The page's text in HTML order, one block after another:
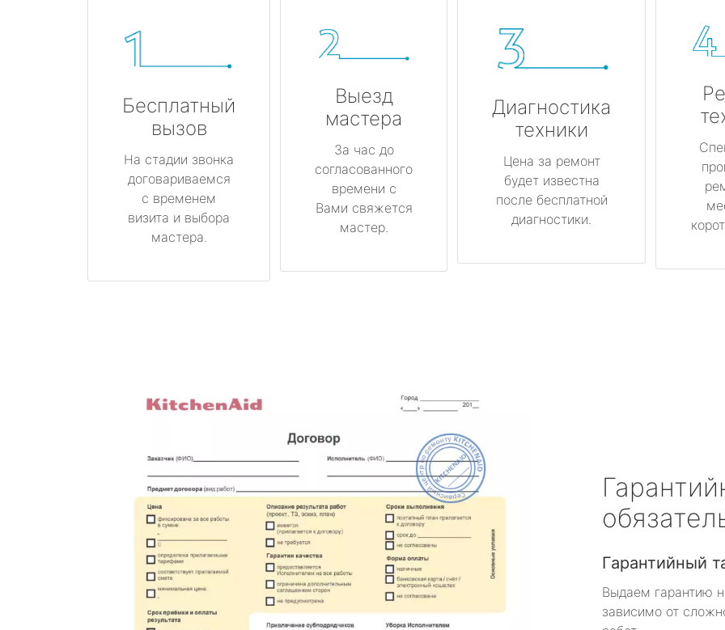
Бесплатный
вызов
На стадии звонка
договариваемся
с временем
визита и выбора
мастера.
Выезд
мастера
За час до
согласованного
времени с
Вами свяжется
мастер.
Диагностика
техники
Цена за ремонт
будет известна
после бесплатной
диагностики.
Гарантийный
Выдаем гарантию
зависимо от